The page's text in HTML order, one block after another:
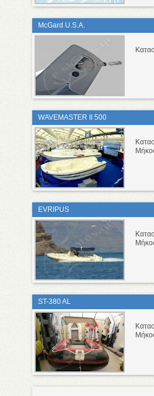
McGard U.S.A.
WAVEMASTER II 500
EVRIPUS
ST-380 AL